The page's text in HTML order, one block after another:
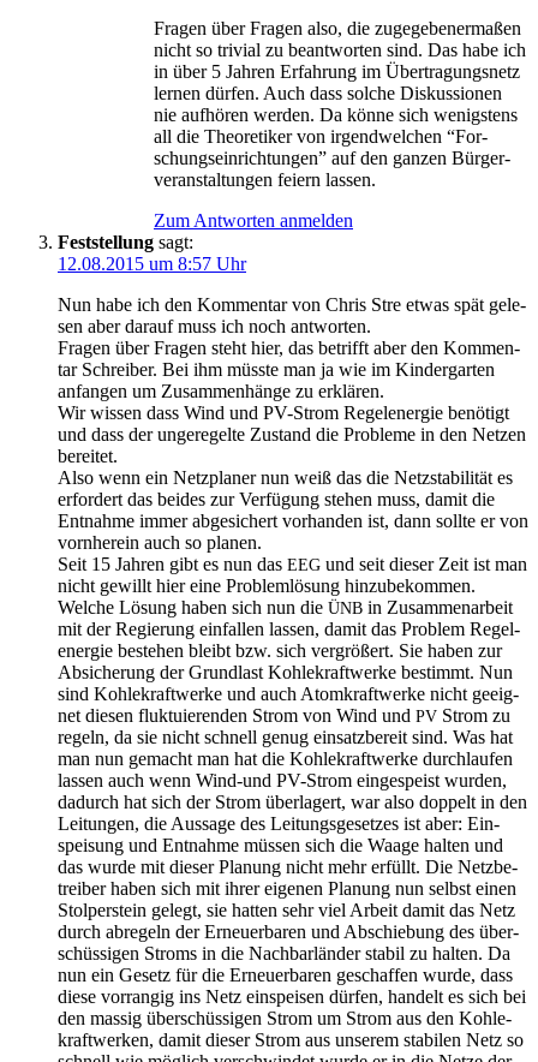
Fra­gen über Fra­gen also, die zuge­ge­be­ner­ma­ßen
nicht so tri­vi­al zu beant­wor­ten sind. Das habe ich
in über 5 Jah­ren Erfah­rung im Über­tra­gungs­netz
ler­nen dür­fen. Auch dass sol­che Dis­kus­sio­nen
nie auf­hö­ren wer­den. Da kön­ne sich wenigs­tens
all die Theo­re­ti­ker von irgend­wel­chen “For­
schungs­ein­rich­tun­gen” auf den gan­zen Bür­ger­
ver­an­stal­tun­gen fei­ern lassen.
Zum Antworten anmelden
Feststellung sagt:
12.08.2015 um 8:57 Uhr
Nun habe ich den Kom­men­tar von Chris Stre etwas spät gele­
sen aber dar­auf muss ich noch antworten.
Fra­gen über Fra­gen steht hier, das betrifft aber den Kom­men­
tar Schrei­ber. Bei ihm müss­te man ja wie im Kin­der­gar­ten
anfan­gen um Zusam­men­hän­ge zu erklären.
Wir wis­sen dass Wind und PV-Strom Regel­en­er­gie benö­tigt
und dass der unge­re­gel­te Zustand die Pro­ble­me in den Net­zen
bereitet.
Also wenn ein Netz­pla­ner nun weiß das die Netz­sta­bi­li­tät es
erfor­dert das bei­des zur Ver­fü­gung ste­hen muss, damit die
Ent­nah­me immer abge­si­chert vor­han­den ist, dann soll­te er von
vorn­her­ein auch so planen.
Seit 15 Jah­ren gibt es nun das EEG und seit die­ser Zeit ist man
nicht gewillt hier eine Pro­blem­lö­sung hinzubekommen.
Wel­che Lösung haben sich nun die ÜNB in Zusam­men­ar­beit
mit der Regie­rung ein­fal­len las­sen, damit das Pro­blem Regel­
en­er­gie bestehen bleibt bzw. sich ver­grö­ßert. Sie haben zur
Absi­che­rung der Grund­last Koh­le­kraft­wer­ke bestimmt. Nun
sind Koh­le­kraft­wer­ke und auch Atom­kraft­wer­ke nicht geeig­
net die­sen fluk­tu­ie­ren­den Strom von Wind und PV Strom zu
regeln, da sie nicht schnell genug ein­satz­be­reit sind. Was hat
man nun gemacht man hat die Koh­le­kraft­wer­ke durch­lau­fen
las­sen auch wenn Wind-und PV-Strom ein­ge­speist wur­den,
dadurch hat sich der Strom über­la­gert, war also dop­pelt in den
Lei­tun­gen, die Aus­sa­ge des Lei­tungs­ge­set­zes ist aber: Ein­
spei­sung und Ent­nah­me müs­sen sich die Waa­ge hal­ten und
das wur­de mit die­ser Pla­nung nicht mehr erfüllt. Die Netz­be­
trei­ber haben sich mit ihrer eige­nen Pla­nung nun selbst einen
Stol­per­stein gelegt, sie hat­ten sehr viel Arbeit damit das Netz
durch abre­geln der Erneu­er­ba­ren und Abschie­bung des über­
schüs­si­gen Stroms in die Nach­bar­län­der sta­bil zu hal­ten. Da
nun ein Gesetz für die Erneu­er­ba­ren geschaf­fen wur­de, dass
die­se vor­ran­gig ins Netz ein­spei­sen dür­fen, han­delt es sich bei
den mas­sig über­schüs­si­gen Strom um Strom aus den Koh­le­
kraft­wer­ken, damit die­ser Strom aus unse­rem sta­bi­len Netz so